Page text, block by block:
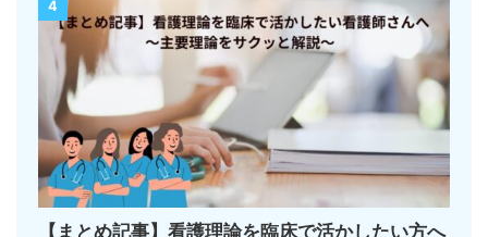
4
【まとめ記事】看護理論を臨床で活かしたい方へ